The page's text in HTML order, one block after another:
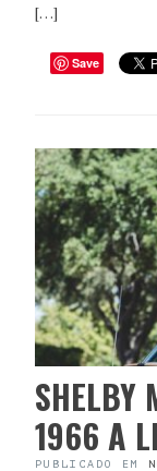
[…]
Save
SHELBY
1966 A
PUBLICADO EM